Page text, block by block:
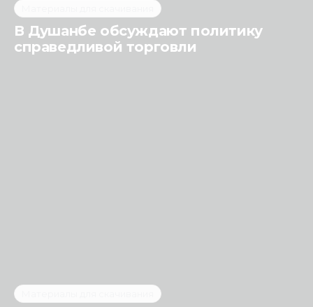
В Душанбе обсуждают политику
справедливой торговли